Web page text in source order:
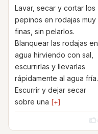
Lavar, secar y cortar los
pepinos en rodajas muy
finas, sin pelarlos.
Blanquear las rodajas en
agua hirviendo con sal,
escurrirlas y llevarlas
rápidamente al agua fría.
Escurrir y dejar secar
sobre una [+]